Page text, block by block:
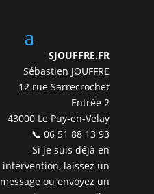
SJOUFFRE.FR
Sébastien JOUFFRE
12 rue Sarrecrochet
Entrée 2
43000 Le Puy-en-Velay
📞 06 51 88 13 93
Si je suis déjà en
intervention, laissez un
message ou envoyez un